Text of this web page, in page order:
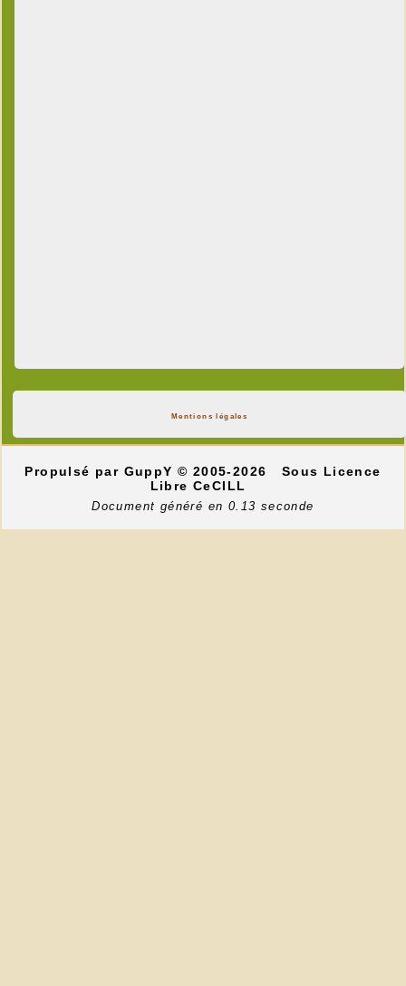
Mentions légales
Propulsé par GuppY© 2005-2026
Sous Licence
Libre CeCILL
Document généré en 0.13 seconde